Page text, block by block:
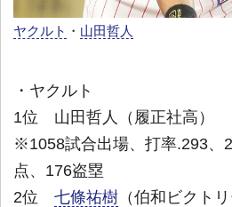
ヤクルト ・ 山田哲人
・ヤクルト
1位 山田哲人（履正社高）
※1058試合出場、打率.293、
点、176盗塁
2位 七條祐樹 （伯和ビクトリ